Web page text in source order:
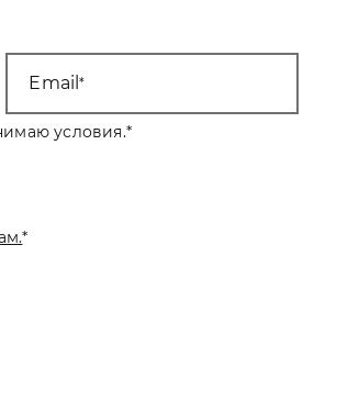
Email
условия.*
*